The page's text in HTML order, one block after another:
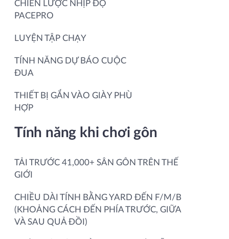
CHIẾN LƯỢC NHỊP ĐỘ
PACEPRO
LUYỆN TẬP CHẠY
TÍNH NĂNG DỰ BÁO CUỘC
ĐUA
THIẾT BỊ GẮN VÀO GIÀY PHÙ
HỢP
Tính năng khi chơi gôn
TẢI TRƯỚC 41,000+ SÂN GÔN TRÊN THẾ
GIỚI
CHIỀU DÀI TÍNH BẰNG YARD ĐẾN F/M/B
(KHOẢNG CÁCH ĐẾN PHÍA TRƯỚC, GIỮA
VÀ SAU QUẢ ĐỒI)